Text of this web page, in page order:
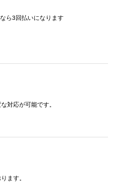
ら3回払いになります
対応が可能です。
ます。